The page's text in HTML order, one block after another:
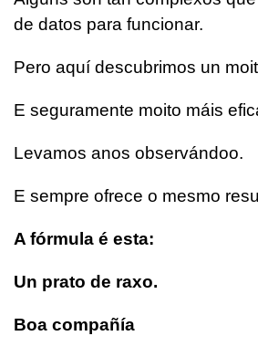
de datos para funcionar.
Pero aquí descubrimos un
E seguramente moito máis
Levamos anos observándoo.
E sempre ofrece o mesmo
A fórmula é esta:
Un prato de raxo.
Boa compañía